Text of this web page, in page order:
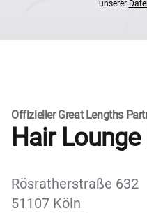
unserer
Offizieller Great Lengths
Hair
Rösratherstraße 632
51107 Köln